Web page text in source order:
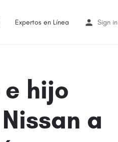
Expertos en Línea Sign in
hijo
a